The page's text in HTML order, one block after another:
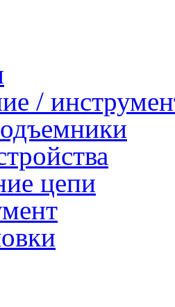
/
цепи